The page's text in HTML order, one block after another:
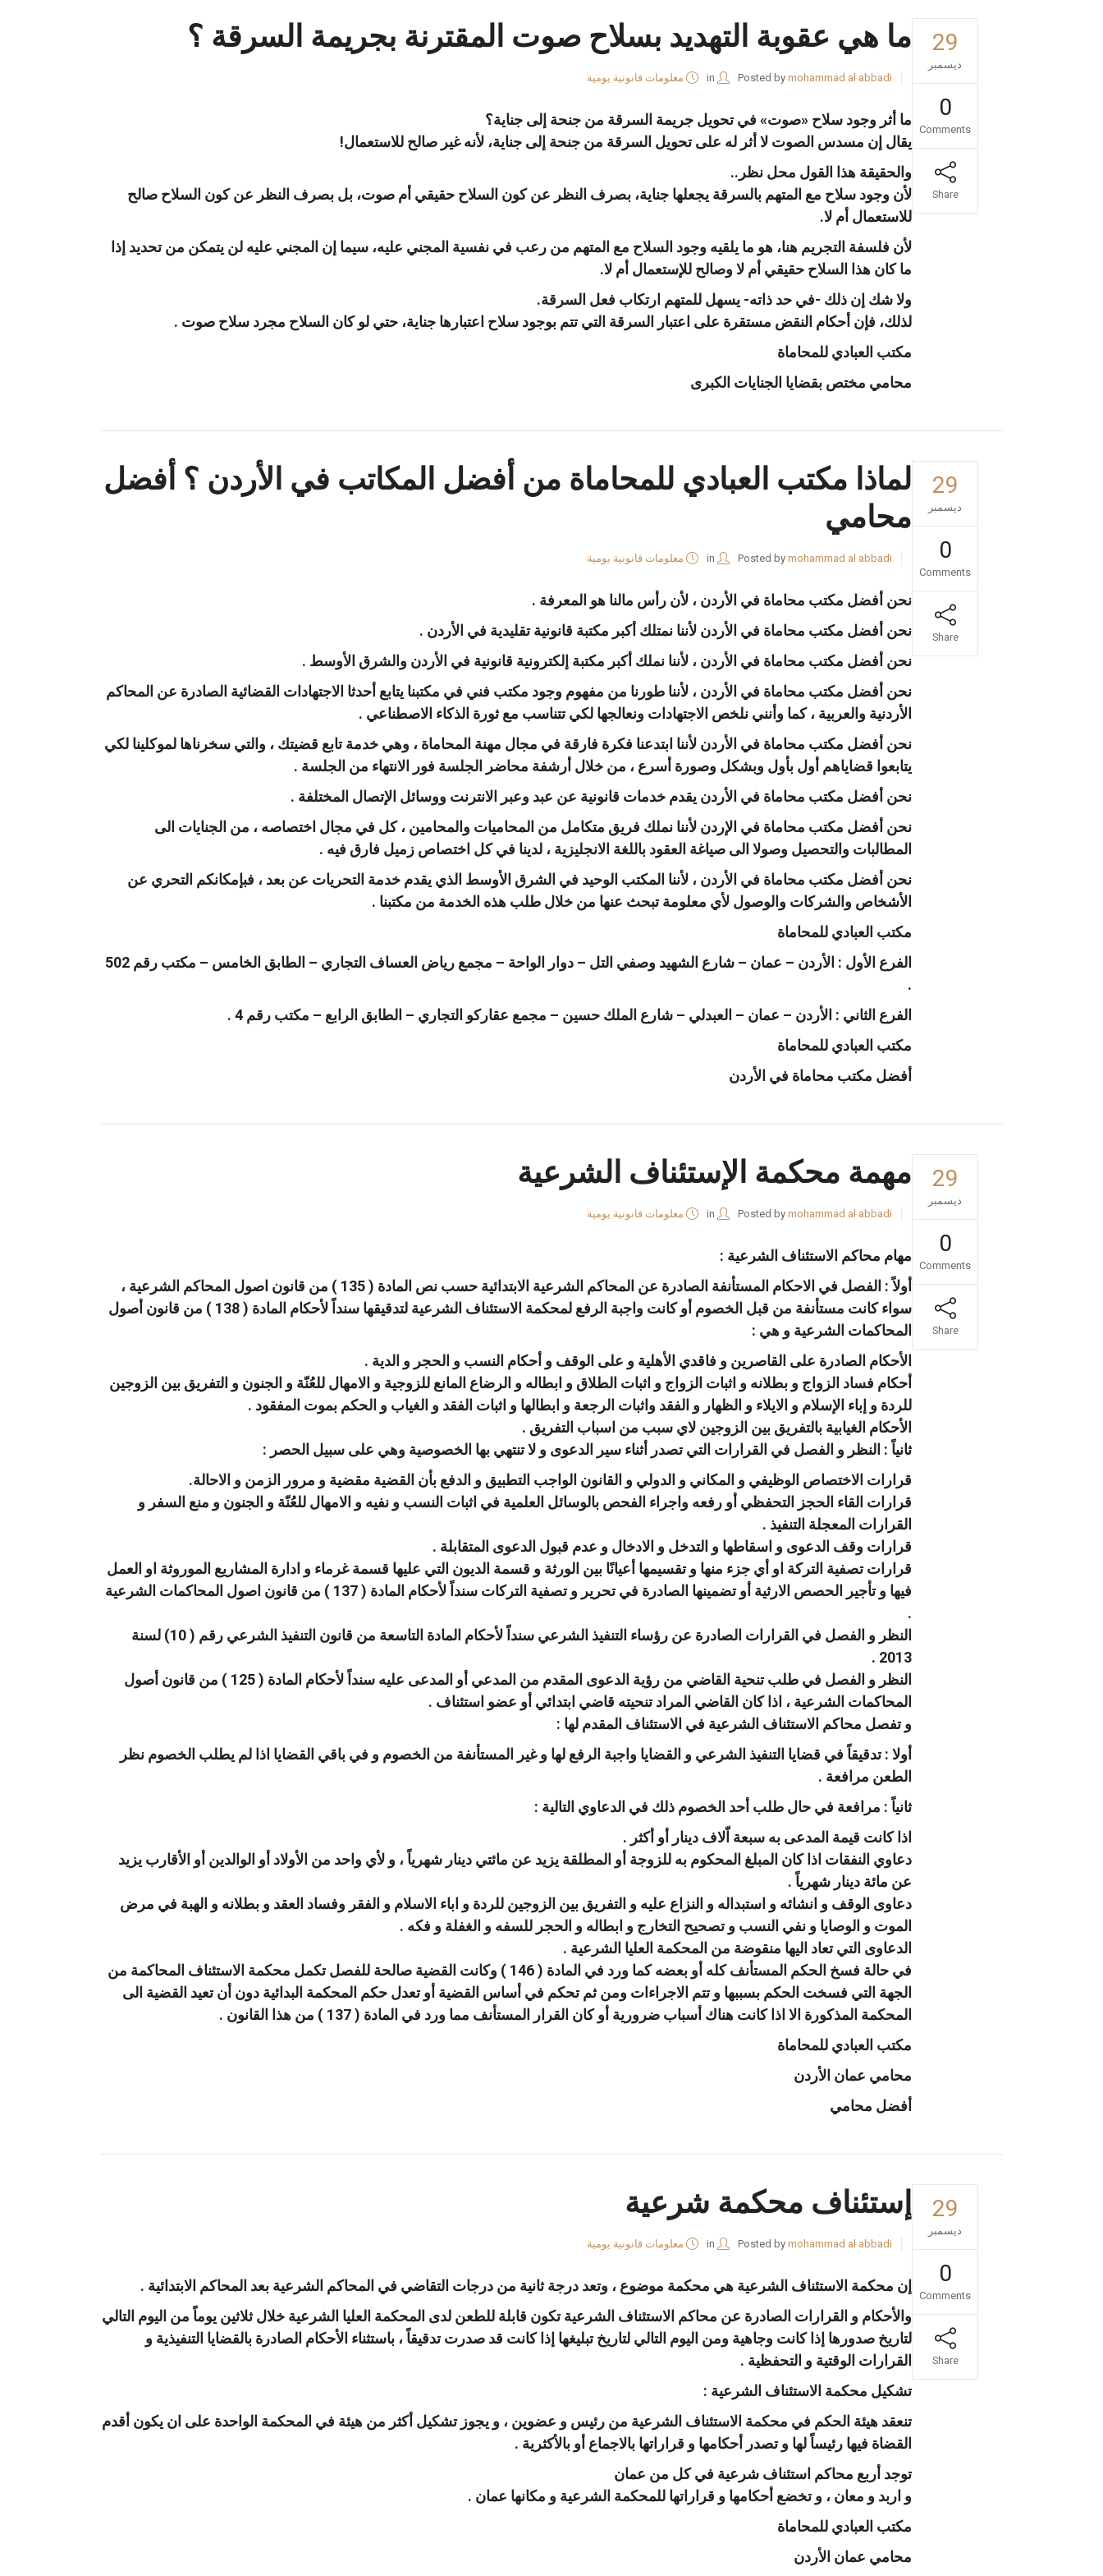
29
ديسمبر
0
Comments
Share
ما هي عقوبة التهديد بسلاح صوت المقترنة بجريمة السرقة ؟
Posted by mohammad al abbadi
in معلومات قانونية يومية
ما أثر وجود سلاح «صوت» في تحويل جريمة السرقة من جنحة إلى جناية؟
يقال إن مسدس الصوت لا أثر له على تحويل السرقة من جنحة إلى جناية، لأنه غير صالح للاستعمال!
والحقيقة هذا القول محل نظر..
لأن وجود سلاح مع المتهم بالسرقة يجعلها جناية، بصرف النظر عن كون السلاح حقيقي أم صوت، بل بصرف النظر عن كون السلاح صالح
للاستعمال أم لا.
لأن فلسفة التجريم هنا، هو ما يلقيه وجود السلاح مع المتهم من رعب في نفسية المجني عليه، سيما إن المجني عليه لن يتمكن من تحديد إذا
ما كان هذا السلاح حقيقي أم لا وصالح للإستعمال أم لا.
ولا شك إن ذلك -في حد ذاته- يسهل للمتهم ارتكاب فعل السرقة.
لذلك، فإن أحكام النقض مستقرة على اعتبار السرقة التي تتم بوجود سلاح اعتبارها جناية، حتي لو كان السلاح مجرد سلاح صوت .
مكتب العبادي للمحاماة
محامي مختص بقضايا الجنايات الكبرى
29
ديسمبر
0
Comments
Share
لماذا مكتب العبادي للمحاماة من أفضل المكاتب في الأردن ؟ أفضل
محامي
Posted by mohammad al abbadi
in معلومات قانونية يومية
نحن أفضل مكتب محاماة في الأردن ، لأن رأس مالنا هو المعرفة .
نحن أفضل مكتب محاماة في الأردن لأننا نمتلك أكبر مكتبة قانونية تقليدية في الأردن .
نحن أفضل مكتب محاماة في الأردن ، لأننا نملك أكبر مكتبة إلكترونية قانونية في الأردن والشرق الأوسط .
نحن أفضل مكتب محاماة في الأردن ، لأننا طورنا من مفهوم وجود مكتب فني في مكتبنا يتابع أحدثا الاجتهادات القضائية الصادرة عن المحاكم
الأردنية والعربية ، كما وأنني نلخص الاجتهادات ونعالجها لكي تتناسب مع ثورة الذكاء الاصطناعي .
نحن أفضل مكتب محاماة في الأردن لأننا ابتدعنا فكرة فارقة في مجال مهنة المحاماة ، وهي خدمة تابع قضيتك ، والتي سخرناها لموكلينا لكي
يتابعوا قضاياهم أول بأول وبشكل وصورة أسرع ، من خلال أرشفة محاضر الجلسة فور الانتهاء من الجلسة .
نحن أفضل مكتب محاماة في الأردن يقدم خدمات قانونية عن عبد وعبر الانترنت ووسائل الإتصال المختلفة .
نحن أفضل مكتب محاماة في الإردن لأننا نملك فريق متكامل من المحاميات والمحامين ، كل في مجال اختصاصه ، من الجنايات الى
المطالبات والتحصيل وصولا الى صياغة العقود باللغة الانجليزية ، لدينا في كل اختصاص زميل فارق فيه .
نحن أفضل مكتب محاماة في الأردن ، لأننا المكتب الوحيد في الشرق الأوسط الذي يقدم خدمة التحريات عن بعد ، فبإمكانكم التحري عن
الأشخاص والشركات والوصول لأي معلومة تبحث عنها من خلال طلب هذه الخدمة من مكتبنا .
مكتب العبادي للمحاماة
الفرع الأول : الأردن – عمان – شارع الشهيد وصفي التل – دوار الواحة – مجمع رياض العساف التجاري – الطابق الخامس – مكتب رقم 502
.
الفرع الثاني : الأردن – عمان – العبدلي – شارع الملك حسين – مجمع عقاركو التجاري – الطابق الرابع – مكتب رقم 4 .
مكتب العبادي للمحاماة
أفضل مكتب محاماة في الأردن
29
ديسمبر
0
Comments
Share
مهمة محكمة الإستئناف الشرعية
Posted by mohammad al abbadi
in معلومات قانونية يومية
مهام محاكم الاستئناف الشرعية :
أولاً : الفصل في الاحكام المستأنفة الصادرة عن المحاكم الشرعية الابتدائية حسب نص المادة ( 135 ) من قانون اصول المحاكم الشرعية ،
سواء كانت مستأنفة من قبل الخصوم أو كانت واجبة الرفع لمحكمة الاستئناف الشرعية لتدقيقها سنداً لأحكام المادة ( 138 ) من قانون أصول
المحاكمات الشرعية و هي :
الأحكام الصادرة على القاصرين و فاقدي الأهلية و على الوقف و أحكام النسب و الحجر و الدية .
أحكام فساد الزواج و بطلانه و اثبات الزواج و اثبات الطلاق و ابطاله و الرضاع المانع للزوجية و الامهال للعُنّة و الجنون و التفريق بين الزوجين
للردة و إباء الإسلام و الايلاء و الظهار و الفقد واثبات الرجعة و ابطالها و اثبات الفقد و الغياب و الحكم بموت المفقود .
الأحكام الغيابية بالتفريق بين الزوجين لاي سبب من اسباب التفريق .
ثانياً : النظر و الفصل في القرارات التي تصدر أثناء سير الدعوى و لا تنتهي بها الخصوصية وهي على سبيل الحصر :
قرارات الاختصاص الوظيفي و المكاني و الدولي و القانون الواجب التطبيق و الدفع بأن القضية مقضية و مرور الزمن و الاحالة.
قرارات القاء الحجز التحفظي أو رفعه واجراء الفحص بالوسائل العلمية في اثبات النسب و نفيه و الامهال للعُنّة و الجنون و منع السفر و
القرارات المعجلة التنفيذ .
قرارات وقف الدعوى و اسقاطها و التدخل و الادخال و عدم قبول الدعوى المتقابلة .
قرارات تصفية التركة او أي جزء منها و تقسيمها أعيانًا بين الورثة و قسمة الديون التي عليها قسمة غرماء و ادارة المشاريع الموروثة او العمل
فيها و تأجير الحصص الارثية أو تضمينها الصادرة في تحرير و تصفية التركات سنداً لأحكام المادة ( 137 ) من قانون اصول المحاكمات الشرعية
.
النظر و الفصل في القرارات الصادرة عن رؤساء التنفيذ الشرعي سنداً لأحكام المادة التاسعة من قانون التنفيذ الشرعي رقم ( 10) لسنة
2013 .
النظر و الفصل في طلب تنحية القاضي من رؤية الدعوى المقدم من المدعي أو المدعى عليه سنداً لأحكام المادة ( 125 ) من قانون أصول
المحاكمات الشرعية ، اذا كان القاضي المراد تنحيته قاضي ابتدائي أو عضو استئناف .
و تفصل محاكم الاستئناف الشرعية في الاستئناف المقدم لها :
أولا : تدقيقاً في قضايا التنفيذ الشرعي و القضايا واجبة الرفع لها و غير المستأنفة من الخصوم و في باقي القضايا اذا لم يطلب الخصوم نظر
الطعن مرافعة .
ثانياً : مرافعة في حال طلب أحد الخصوم ذلك في الدعاوي التالية :
اذا كانت قيمة المدعى به سبعة اّلاف دينار أو أكثر .
دعاوي النفقات اذا كان المبلغ المحكوم به للزوجة أو المطلقة يزيد عن مائتي دينار شهرياً ، و لأي واحد من الأولاد أو الوالدين أو الأقارب يزيد
عن مائة دينار شهرياً .
دعاوى الوقف و انشائه و استبداله و النزاع عليه و التفريق بين الزوجين للردة و اباء الاسلام و الفقر وفساد العقد و بطلانه و الهبة في مرض
الموت و الوصايا و نفي النسب و تصحيح التخارج و ابطاله و الحجر للسفه و الغفلة و فكه .
الدعاوى التي تعاد اليها منقوضة من المحكمة العليا الشرعية .
في حالة فسخ الحكم المستأنف كله أو بعضه كما ورد في المادة ( 146 ) وكانت القضية صالحة للفصل تكمل محكمة الاستئناف المحاكمة من
الجهة التي فسخت الحكم بسببها و تتم الاجراءات ومن ثم تحكم في أساس القضية أو تعدل حكم المحكمة البدائية دون أن تعيد القضية الى
المحكمة المذكورة الا اذا كانت هناك أسباب ضرورية أو كان القرار المستأنف مما ورد في المادة ( 137 ) من هذا القانون .
مكتب العبادي للمحاماة
محامي عمان الأردن
أفضل محامي
29
ديسمبر
0
Comments
Share
إستئناف محكمة شرعية
Posted by mohammad al abbadi
in معلومات قانونية يومية
إن محكمة الاستئناف الشرعية هي محكمة موضوع ، وتعد درجة ثانية من درجات التقاضي في المحاكم الشرعية بعد المحاكم الابتدائية .
والأحكام و القرارات الصادرة عن محاكم الاستئناف الشرعية تكون قابلة للطعن لدى المحكمة العليا الشرعية خلال ثلاثين يوماً من اليوم التالي
لتاريخ صدورها إذا كانت وجاهية ومن اليوم التالي لتاريخ تبليغها إذا كانت قد صدرت تدقيقاً ، باستثناء الأحكام الصادرة بالقضايا التنفيذية و
القرارات الوقتية و التحفظية .
تشكيل محكمة الاستئناف الشرعية :
تنعقد هيئة الحكم في محكمة الاستئناف الشرعية من رئيس و عضوين ، و يجوز تشكيل أكثر من هيئة في المحكمة الواحدة على ان يكون أقدم
القضاة فيها رئيساً لها و تصدر أحكامها و قراراتها بالاجماع أو بالأكثرية .
توجد أربع محاكم استئناف شرعية في كل من عمان
و اربد و معان ، و تخضع أحكامها و قراراتها للمحكمة الشرعية و مكانها عمان .
مكتب العبادي للمحاماة
محامي عمان الأردن